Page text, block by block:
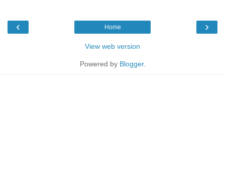
‹ ›
Home
View web version
Powered by Blogger.